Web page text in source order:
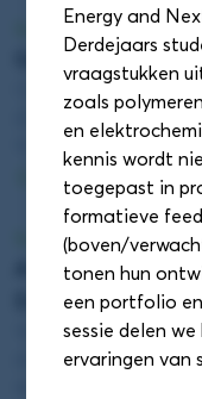
Sessieronde 1
Quantum
Cintia Perugachi
(De Haagse
11:55 - 12:40
Details
Sessieronde 1
AI Veilig
Docent (Zaal 1.53)
Vincent de Beer
(Hogeschool
Energy and
Derdejaars
vraagstukken
zoals
en
kennis wordt
toegepast in
formatieve
(boven/
tonen hun
een portfolio
sessie delen
ervaringen van